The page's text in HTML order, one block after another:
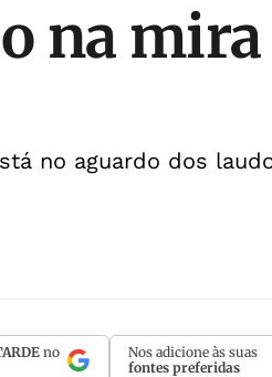
na mira
no aguardo dos
no
Nos adicione às suas
fontes preferidas